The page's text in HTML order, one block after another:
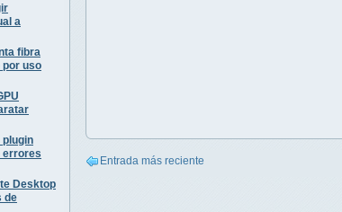
a
fibra
por uso
plugin
errores
Desktop
de
Entrada más reciente